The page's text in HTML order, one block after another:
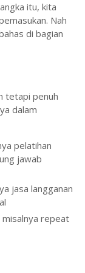
itu, kita
Nah
di bagian
tetapi penuh
dalam
pelatihan
jawab
jasa langganan
misalnya repeat